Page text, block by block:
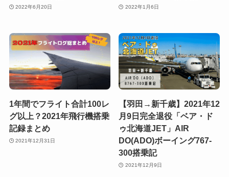
2022年6月20日 2022年1月6日
1年間でフライト合計100レ
グ以上？2021年飛行機搭乗
記録まとめ
2021年12月31日
【羽田→新千歳】2021年12
月9日完全退役「ベア・ド
ゥ北海道JET」AIR
DO(ADO)ボーイング767-
300搭乗記
2021年12月9日